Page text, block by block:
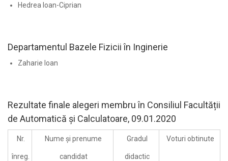
Hedrea Ioan-Ciprian
Departamentul Bazele Fizicii în Inginerie
Zaharie Ioan
Rezultate finale alegeri membru în Consiliul Facultății
de Automatică și Calculatoare, 09.01.2020
Nr.
înreg.
Nume și prenume
candidat
Gradul
didactic
Voturi obtinute